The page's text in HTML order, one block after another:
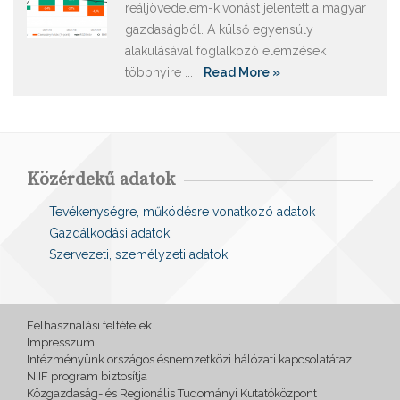
reáljövedelem-kivonást jelentett a magyar
gazdaságból. A külső egyensúly
alakulásával foglalkozó elemzések
többnyire ...
Read More »
Közérdekű adatok
Tevékenységre, működésre vonatkozó adatok
Gazdálkodási adatok
Szervezeti, személyzeti adatok
Felhasználási feltételek
Impresszum
Intézményünk országos ésnemzetközi hálózati kapcsolatátaz
NIIF program biztosítja
Közgazdaság- és Regionális Tudományi Kutatóközpont